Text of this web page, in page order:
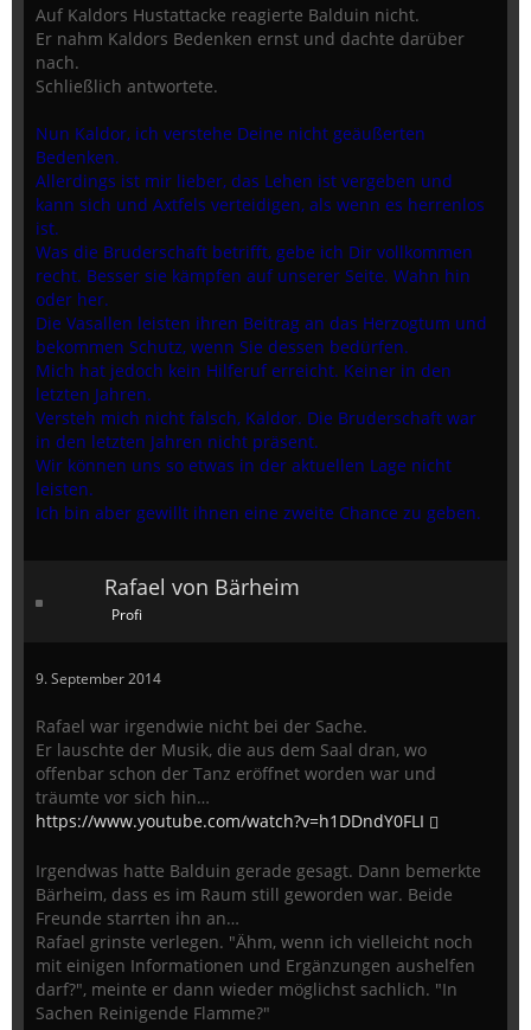
Auf Kaldors Hustattacke reagierte Balduin nicht.
Er nahm Kaldors Bedenken ernst und dachte darüber
nach.
Schließlich antwortete.
Nun Kaldor, ich verstehe Deine nicht geäußerten
Bedenken.
Allerdings ist mir lieber, das Lehen ist vergeben und
kann sich und Axtfels verteidigen, als wenn es herrenlos
ist.
Was die Bruderschaft betrifft, gebe ich Dir vollkommen
recht. Besser sie kämpfen auf unserer Seite. Wahn hin
oder her.
Die Vasallen leisten ihren Beitrag an das Herzogtum und
bekommen Schutz, wenn Sie dessen bedürfen.
Mich hat jedoch kein Hilferuf erreicht. Keiner in den
letzten Jahren.
Versteh mich nicht falsch, Kaldor. Die Bruderschaft war
in den letzten Jahren nicht präsent.
Wir können uns so etwas in der aktuellen Lage nicht
leisten.
Ich bin aber gewillt ihnen eine zweite Chance zu geben.
Rafael von Bärheim
Profi
9. September 2014
Rafael war irgendwie nicht bei der Sache.
Er lauschte der Musik, die aus dem Saal dran, wo
offenbar schon der Tanz eröffnet worden war und
träumte vor sich hin…
https://www.youtube.com/watch?v=h1DDndY0FLI
Irgendwas hatte Balduin gerade gesagt. Dann bemerkte
Bärheim, dass es im Raum still geworden war. Beide
Freunde starrten ihn an…
Rafael grinste verlegen. "Ähm, wenn ich vielleicht noch
mit einigen Informationen und Ergänzungen aushelfen
darf?", meinte er dann wieder möglichst sachlich. "In
Sachen Reinigende Flamme?"